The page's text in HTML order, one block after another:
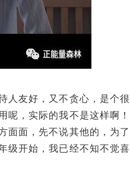
人友好，又不贪心，是个很
呢，实际的我不是这样啊！
面面，先不说其他的，为了
级开始，我已经不知不觉喜